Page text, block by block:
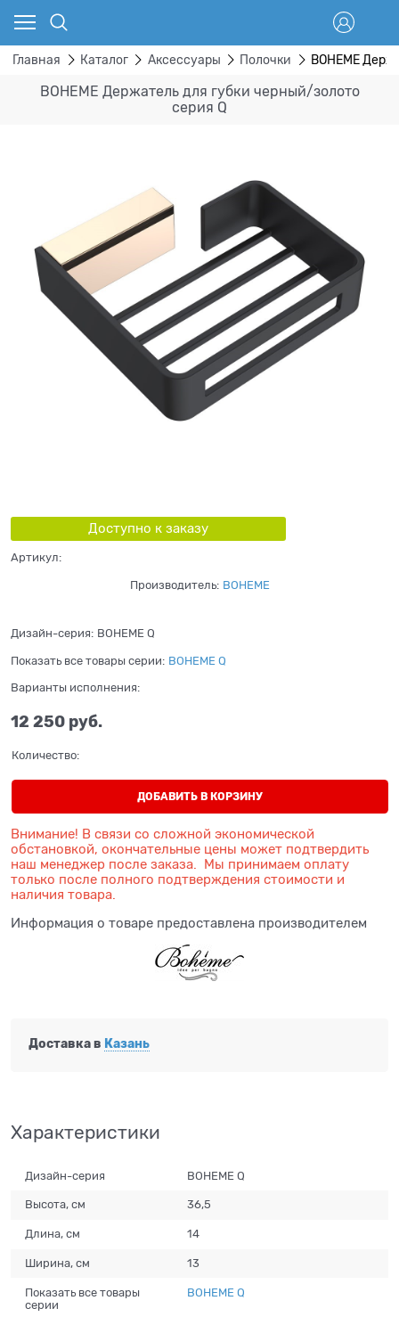
Главная Каталог Аксессуары Полочки BOHEME
BOHEME Держатель для губки черный/золото
серия Q
Доступно к заказу
Артикул:
Производитель: BOHEME
Дизайн-серия: BOHEME Q
Показать все товары серии: BOHEME Q
Варианты исполнения:
12 250 руб.
Количество:
ДОБАВИТЬ В КОРЗИНУ
Внимание! В связи со сложной экономической
обстановкой, окончательные цены может подтвердить
наш менеджер после заказа. Мы принимаем оплату
только после полного подтверждения стоимости и
наличия товара.
Информация о товаре предоставлена производителем
Доставка в Казань
Характеристики
Дизайн-серия BOHEME Q
Высота, см 36,5
Длина, см 14
Ширина, см 13
Показать все товары
серии
BOHEME Q